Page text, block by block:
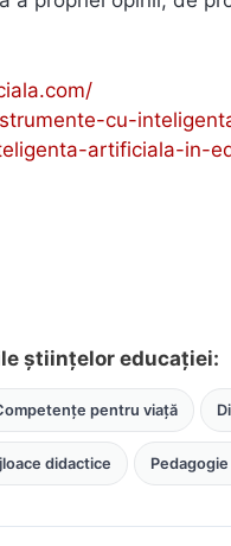
cu-
artificiala-in-
științelor educației:
pentru viață
didactice